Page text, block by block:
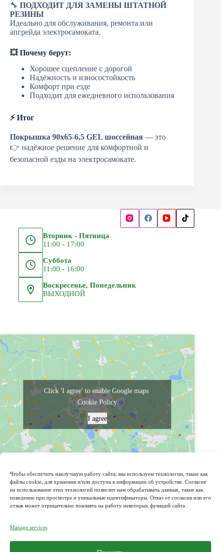
Чтобы обеспечить наилучшую работу сайта, мы используем технологии, такие как
файлы cookie, для хранения и/или доступа к информации об устройстве. Согласие
на использование этих технологий позволит нам обрабатывать данные, такие как
поведение при просмотре и уникальные идентификаторы. Отказ от согласия или его
отзыв может отрицательно повлиять на работу некоторых функций сайта.
Manage services
🔧 ПОДХОДИТ ДЛЯ ЗАМЕНЫ ШТАТНОЙ
РЕЗИНЫ
Идеально для обслуживания, ремонта или
апгрейда электросамоката.
💥 Почему берут:
Хорошее сцепление с дорогой
Надёжность и износостойкость
Комфорт при езде
Подходит для ежедневного использования
⚡ Итог
Покрышка 90х65-6,5 GEL шоссейная — это
👉 надёжное решение для комфортной и
безопасной езды на электросамокате.
Вторник - Пятница
11:00 - 17:00
Суббота
11:00 - 16:00
Воскресенье, Понедельник
ВЫХОДНОЙ
Click 'I agree' to enable Google maps
Cookie Policy
I agree
powered by Advanced iFrame
Адрес:
Телефон:
+373 67 185518